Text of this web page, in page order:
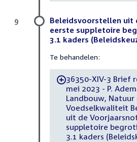
Beleidsvoorstellen uit
eerste suppletoire
3.1 kaders
Te behandelen:
-36350-XIV-3 Brief
mei 2023 - P.
Landbouw, Natuur
Voedselkwaliteit
uit de
suppletoire
3.1 kaders
9